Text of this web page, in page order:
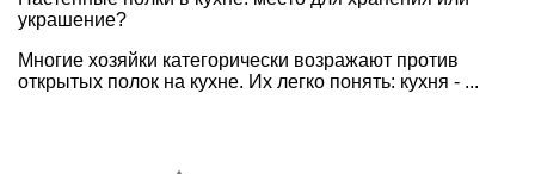
украшение?
Многие хозяйки категорически возражают против
открытых полок на кухне. Их легко понять: кухня - ...